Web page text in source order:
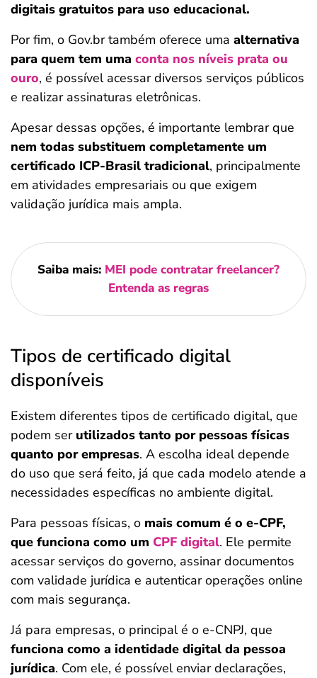
digitais gratuitos para uso educacional.
Por fim, o Gov.br também oferece uma alternativa
para quem tem uma conta nos níveis prata ou
ouro, é possível acessar diversos serviços públicos
e realizar assinaturas eletrônicas.
Apesar dessas opções, é importante lembrar que
nem todas substituem completamente um
certificado ICP-Brasil tradicional, principalmente
em atividades empresariais ou que exigem
validação jurídica mais ampla.
Saiba mais: MEI pode contratar freelancer?
Entenda as regras
Tipos de certificado digital
disponíveis
Existem diferentes tipos de certificado digital, que
podem serutilizados tanto por pessoas físicas
quanto por empresas. A escolha ideal depende
do uso que será feito, já que cada modelo atende a
necessidades específicas no ambiente digital.
Para pessoas físicas, o mais comum é o e-CPF,
que funciona como um CPF digital. Ele permite
acessar serviços do governo, assinar documentos
com validade jurídica e autenticar operações online
com mais segurança.
Já para empresas, o principal é o e-CNPJ, que
funciona como a identidade digital da pessoa
jurídica. Com ele, é possível enviar declarações,